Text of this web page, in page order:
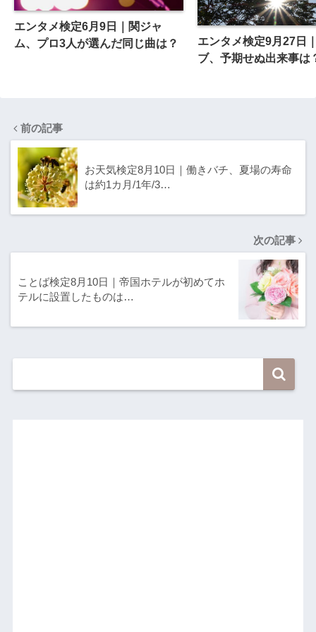
エンタメ検定6月9日｜関ジャ
ム、プロ3人が選んだ同じ曲は？
エンタメ検定9月27日
ブ、予期せぬ出来事は
前の記事
お天気検定8月10日｜働きバチ、夏場の寿命
は約1カ月/1年/3…
次の記事
ことば検定8月10日｜帝国ホテルが初めてホ
テルに設置したものは…